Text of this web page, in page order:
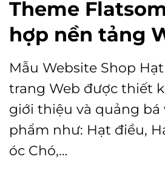
Theme
hợp nền tảng
Mẫu Website Shop
trang Web được thiết
giới thiệu và quảng bá
phẩm như: Hạt điều,
óc Chó,…